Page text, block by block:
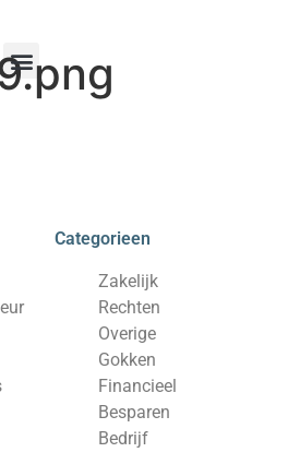
Categorieen
Zakelijk
Rechten
Overige
Gokken
Financieel
Besparen
Bedrijf